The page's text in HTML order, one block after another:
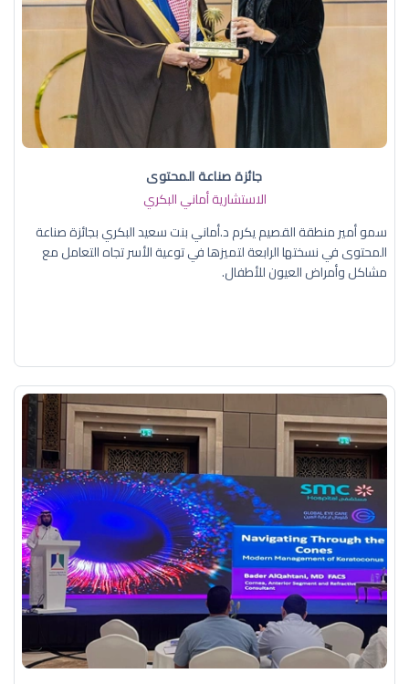
جائزة صناعة المحتوى
الاستشارية أماني البكري
سمو أمير منطقة القصيم يكرم د.أماني بنت سعيد البكري بجائزة صناعة
المحتوى في نسختها الرابعة لتميزها في توعية الأسر تجاه التعامل مع
مشاكل وأمراض العيون للأطفال.